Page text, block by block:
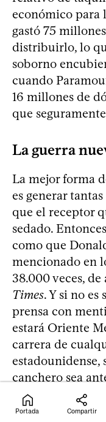
económico para
gastó 75
distribuirlo, lo
soborno
cuando
16 millones de
que
La guerra
La mejor forma
es generar
que el receptor
sedado.
como que
mencionado en
38.000 veces,
Times. Y si no
prensa con
estará Oriente
carrera de
canchero sea
Desde febrero,
Portada Compartir